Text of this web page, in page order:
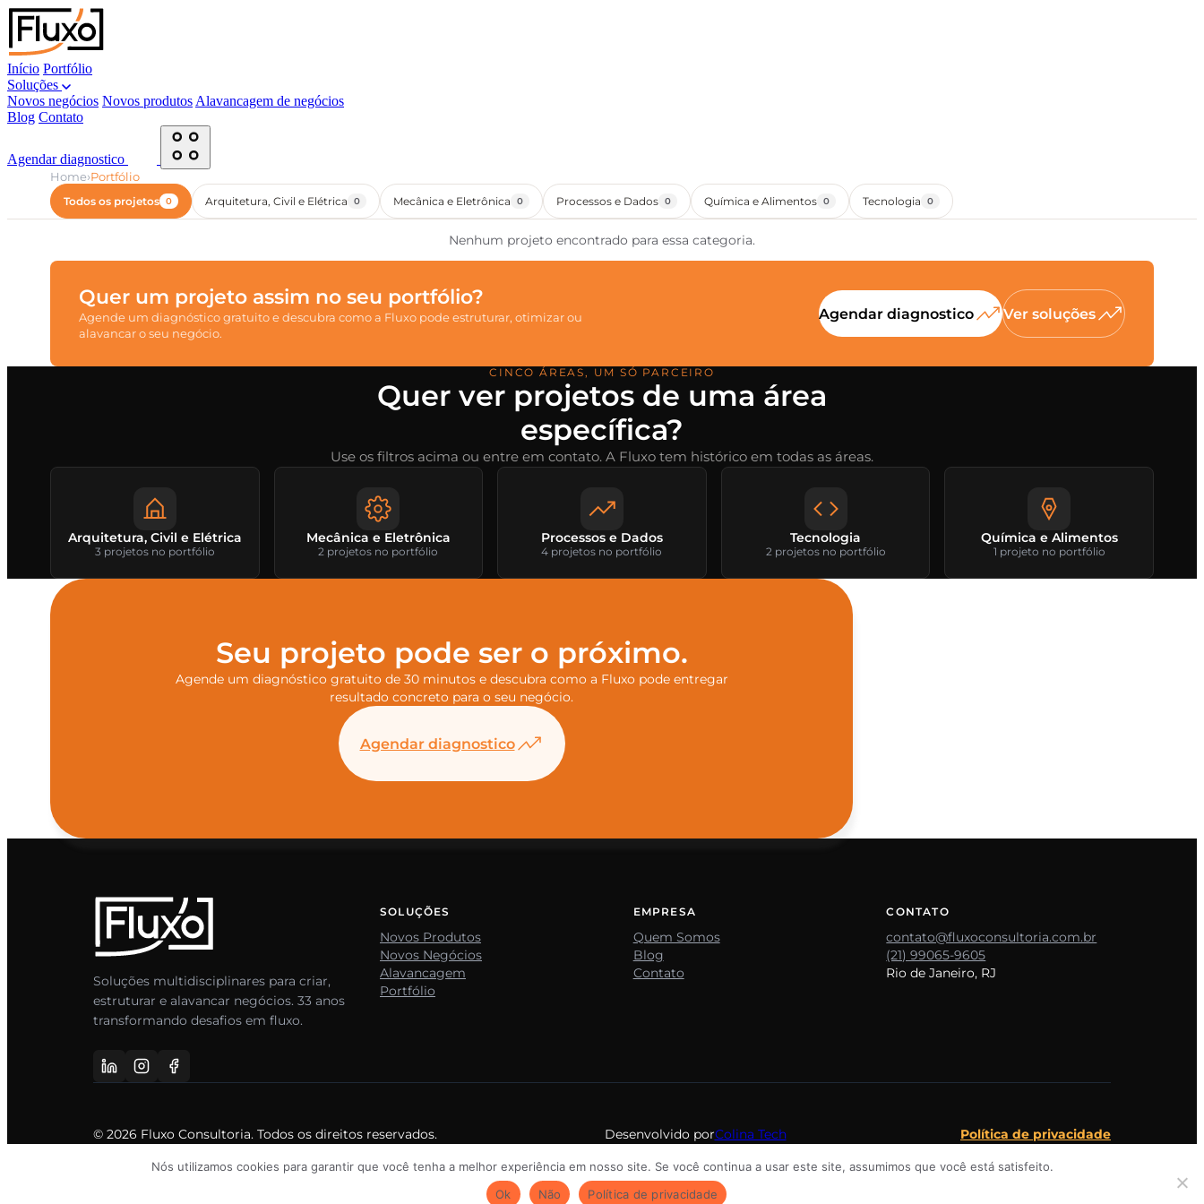
Início Portfólio
Soluções
Novos negócios Novos produtos Alavancagem de negócios
Blog Contato
Agendar diagnostico
Home›Portfólio
Todos os projetos 0 Arquitetura, Civil e Elétrica 0 Mecânica e Eletrônica 0 Processos e Dados 0 Química e Alimentos 0 Tecnologia 0
Nenhum projeto encontrado para essa categoria.
Quer um projeto assim no seu portfólio?
Agende um diagnóstico gratuito e descubra como a Fluxo pode estruturar, otimizar ou
alavancar o seu negócio.
Agendar diagnostico Ver soluções
CINCO ÁREAS, UM SÓ PARCEIRO
Quer ver projetos de uma área
específica?
Use os filtros acima ou entre em contato. A Fluxo tem histórico em todas as áreas.
Arquitetura, Civil e Elétrica
3 projetos no portfólio
Mecânica e Eletrônica
2 projetos no portfólio
Processos e Dados
4 projetos no portfólio
Tecnologia
2 projetos no portfólio
Química e Alimentos
1 projeto no portfólio
Seu projeto pode ser o próximo.
Agende um diagnóstico gratuito de 30 minutos e descubra como a Fluxo pode entregar
resultado concreto para o seu negócio.
Agendar diagnostico
Soluções multidisciplinares para criar,
estruturar e alavancar negócios. 33 anos
transformando desafios em fluxo.
SOLUÇÕES
Novos Produtos
Novos Negócios
Alavancagem
Portfólio
EMPRESA
Quem Somos
Blog
Contato
CONTATO
contato@fluxoconsultoria.com.br
(21) 99065-9605
Rio de Janeiro, RJ
© 2026 Fluxo Consultoria. Todos os direitos reservados. Desenvolvido porColina Tech Política de privacidade
Nós utilizamos cookies para garantir que você tenha a melhor experiência em nosso site. Se você continua a usar este site, assumimos que você está satisfeito.
Ok
Não Política de privacidade